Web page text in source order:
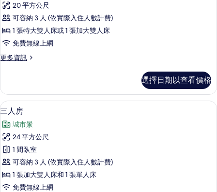
情
人
房,
海
的
有
相
片
20 平方公尺
可容納 3 人 (依實際入住人數計費)
1 張特大雙人床或 1 張加大雙人床
免費無線上網
更多資訊
更
房,
海
景
詳
情
選擇日期以查看價格
顯
示
三
人
房
的
所
8
三人房
城市景
24 平方公尺
1 間臥室
可容納 3 人 (依實際入住人數計費)
1 張加大雙人床和 1 張單人床
免費無線上網